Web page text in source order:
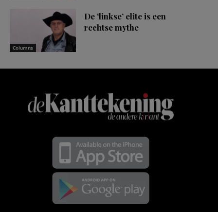
Columns
De ‘linkse’ elite is een
rechtse mythe